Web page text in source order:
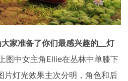
家准备了你们最感兴趣的__灯
图中女主角Ellie在丛林中单膝下
灯光效果主次分明，角色和后